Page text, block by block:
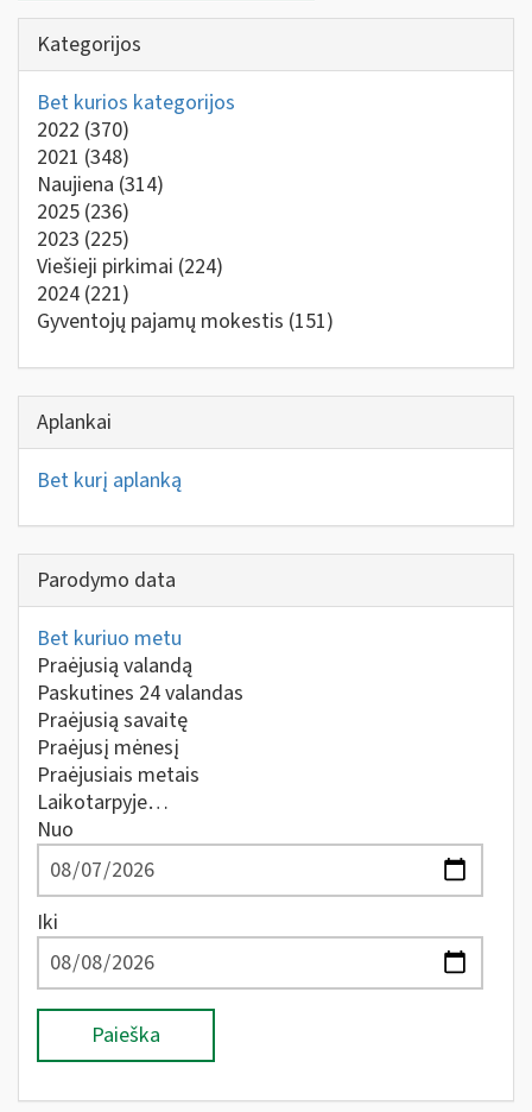
Kategorijos
Bet kurios kategorijos
2022 (370)
2021 (348)
Naujiena (314)
2025 (236)
2023 (225)
Viešieji pirkimai (224)
2024 (221)
Gyventojų pajamų mokestis (151)
Aplankai
Bet kurį aplanką
Parodymo data
Bet kuriuo metu
Praėjusią valandą
Paskutines 24 valandas
Praėjusią savaitę
Praėjusį mėnesį
Praėjusiais metais
Laikotarpyje…
Nuo
Iki
Paieška